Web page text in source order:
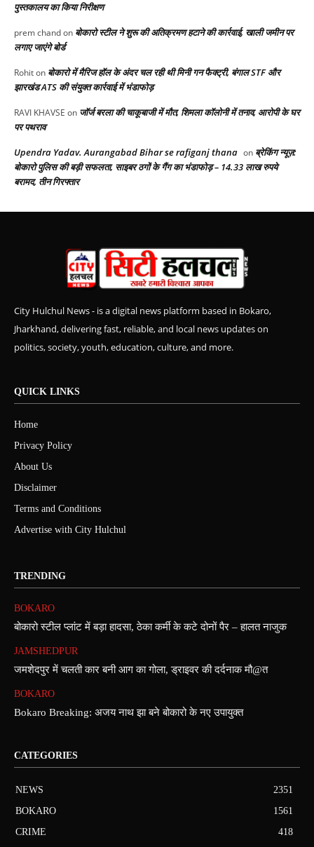
पुस्तकालय का किया निरीक्षण
prem chandon बोकारो स्टील ने शुरू की अतिक्रमण हटाने की कार्रवाई, खाली जमीन पर
लगाए जाएंगे बोर्ड
Rohiton बोकारो में मैरिज हॉल के अंदर चल रही थी मिनी गन फैक्ट्री, बंगाल STF और
झारखंड ATS की संयुक्त कार्रवाई में भंडाफोड़
RAVI KHAVSE on जॉर्ज बरला की चाकूबाजी में मौत, शिमला कॉलोनी में तनाव, आरोपी के घर
पर पथराव
Upendra Yadav. Aurangabad Bihar se rafiganj thana on ब्रेकिंग न्यूज़:
बोकारो पुलिस की बड़ी सफलता, साइबर ठगों के गैंग का भंडाफोड़ – 14.33 लाख रुपये
बरामद, तीन गिरफ्तार
City Hulchul News - is a digital news platform based in Bokaro,
Jharkhand, delivering fast, reliable, and local news updates on
politics, society, youth, education, culture, and more.
QUICK LINKS
Home
Privacy Policy
About Us
Disclaimer
Terms and Conditions
Advertise with City Hulchul
TRENDING
BOKARO
बोकारो स्टील प्लांट में बड़ा हादसा, ठेका कर्मी के कटे दोनों पैर – हालत नाजुक
JAMSHEDPUR
जमशेदपुर में चलती कार बनी आग का गोला, ड्राइवर की दर्दनाक मौ@त
BOKARO
Bokaro Breaking: अजय नाथ झा बने बोकारो के नए उपायुक्त
CATEGORIES
NEWS
2351
BOKARO
1561
CRIME
418